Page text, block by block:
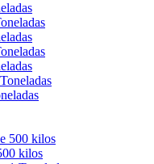
kilos